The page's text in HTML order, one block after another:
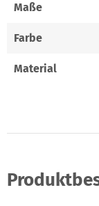
Maße
Farbe
Material